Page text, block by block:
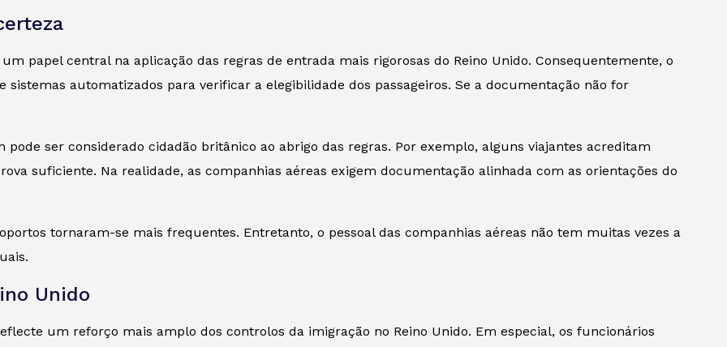
papel central na aplicação das regras de entrada mais rigorosas do Reino Unido. Consequentemente, o
sistemas automatizados para verificar a elegibilidade dos passageiros. Se a documentação não for
ser considerado cidadão britânico ao abrigo das regras. Por exemplo, alguns viajantes acreditam
suficiente. Na realidade, as companhias aéreas exigem documentação alinhada com as orientações do
tornaram-se mais frequentes. Entretanto, o pessoal das companhias aéreas não tem muitas vezes a
Unido
um reforço mais amplo dos controlos da imigração no Reino Unido. Em especial, os funcionários